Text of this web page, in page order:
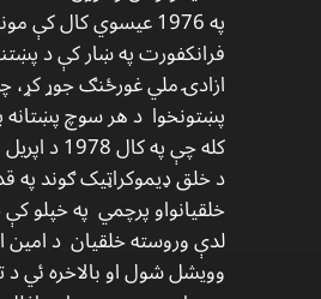
په 1976 عیسوي کال کې
فرانکفورت په ښار کې د
ازادۍ ملي غورځنګ جوړ کړ،
پښتونخوا د هر سوچ
کله چې په
د خلق ډیموکراټیک ګوند په
خلقیانواو پرچمي په خپلو
لدې وروسته خلقیان د امین
وویشل شول او بالاخره ئي د